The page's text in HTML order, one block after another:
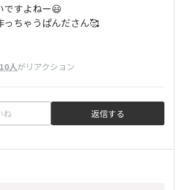
ですよねー😃
っちゃうぱんださん🥰
人がリアクション
ね 返信する